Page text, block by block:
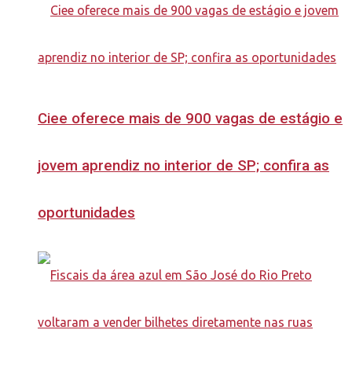
Ciee oferece mais de 900 vagas de estágio e
jovem aprendiz no interior de SP; confira as
oportunidades